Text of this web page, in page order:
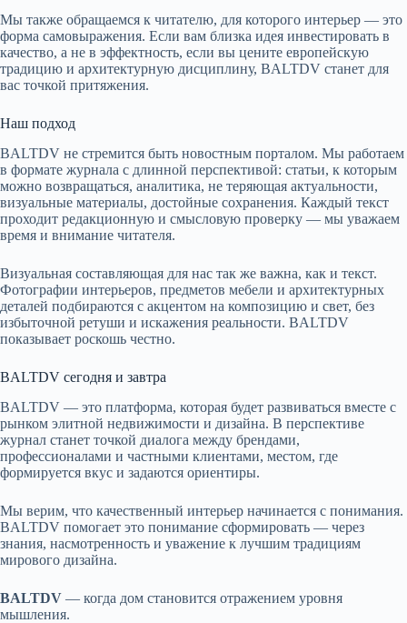
Мы также обращаемся к читателю, для которого интерьер — это
форма самовыражения. Если вам близка идея инвестировать в
качество, а не в эффектность, если вы цените европейскую
традицию и архитектурную дисциплину, BALTDV станет для
вас точкой притяжения.
Наш подход
BALTDV не стремится быть новостным порталом. Мы работаем
в формате журнала с длинной перспективой: статьи, к которым
можно возвращаться, аналитика, не теряющая актуальности,
визуальные материалы, достойные сохранения. Каждый текст
проходит редакционную и смысловую проверку — мы уважаем
время и внимание читателя.
Визуальная составляющая для нас так же важна, как и текст.
Фотографии интерьеров, предметов мебели и архитектурных
деталей подбираются с акцентом на композицию и свет, без
избыточной ретуши и искажения реальности. BALTDV
показывает роскошь честно.
BALTDV сегодня и завтра
BALTDV — это платформа, которая будет развиваться вместе с
рынком элитной недвижимости и дизайна. В перспективе
журнал станет точкой диалога между брендами,
профессионалами и частными клиентами, местом, где
формируется вкус и задаются ориентиры.
Мы верим, что качественный интерьер начинается с понимания.
BALTDV помогает это понимание сформировать — через
знания, насмотренность и уважение к лучшим традициям
мирового дизайна.
BALTDV — когда дом становится отражением уровня
мышления.